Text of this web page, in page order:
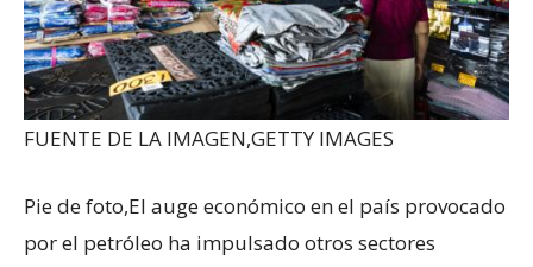
FUENTE DE LA IMAGEN,GETTY IMAGES
Pie de foto,El auge económico en el país provocado
por el petróleo ha impulsado otros sectores